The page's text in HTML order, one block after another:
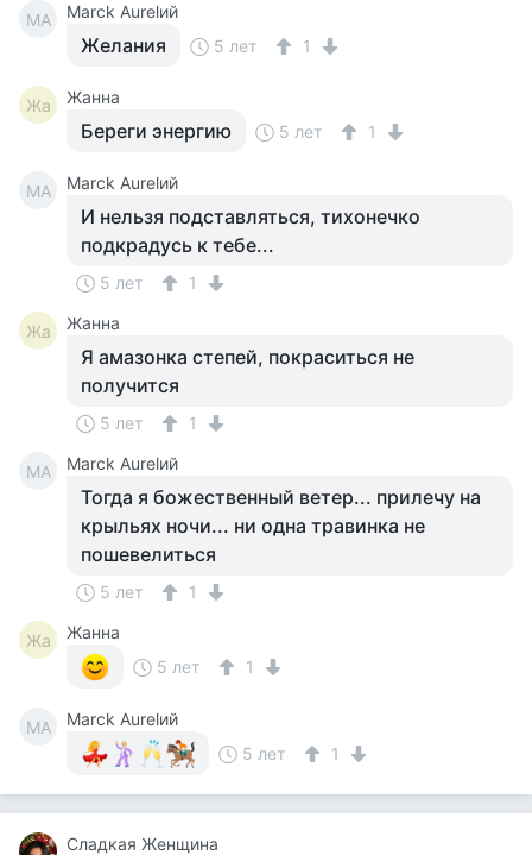
MA Marck Aurelий
Желания 5 лет 1
Жа Жанна
Береги энергию 5 лет 1
MA Marck Aurelий
И нельзя подставляться, тихонечко
подкрадусь к тебе...
5 лет 1
Жа Жанна
Я амазонка степей, покраситься не
получится
5 лет 1
MA Marck Aurelий
Тогда я божественный ветер... прилечу на
крыльях ночи... ни одна травинка не
пошевелиться
5 лет 1
Жа
Жанна
5 лет
1
MA
Marck Aurelий
5 лет
1
Сладкая Женщина